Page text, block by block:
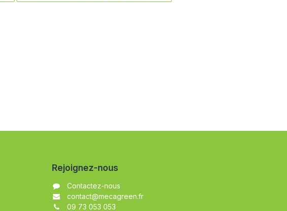
Rejoignez-nous
Contactez-nous
contact@mecagreen.fr
09 73 053 053